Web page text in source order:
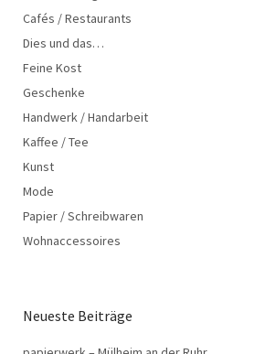
Cafés / Restaurants
Dies und das…
Feine Kost
Geschenke
Handwerk / Handarbeit
Kaffee / Tee
Kunst
Mode
Papier / Schreibwaren
Wohnaccessoires
Neueste Beiträge